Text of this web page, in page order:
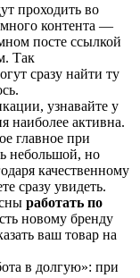
проходить во
контента —
посте ссылкой
Так
сразу найти ту
узнавайте у
наиболее активна.
главное при
небольшой, но
качественному
сразу увидеть.
работать по
новому бренду
ваш товар на
в долгую»: при